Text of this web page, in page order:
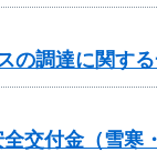
の調達に関す
交付金（雪